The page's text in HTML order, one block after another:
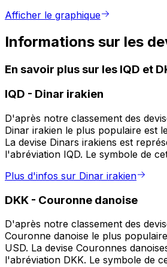
Afficher le graphique
Informations sur les
En savoir plus sur les IQD et
IQD - Dinar irakien
D'après notre classement des
Dinar irakien le plus populaire est
La devise Dinars irakiens est
Plus d'infos sur Dinar irakien
DKK - Couronne danoise
D'après notre classement des
Couronne danoise le plus
USD. La devise Couronnes
l'abréviation DKK. Le symbole de